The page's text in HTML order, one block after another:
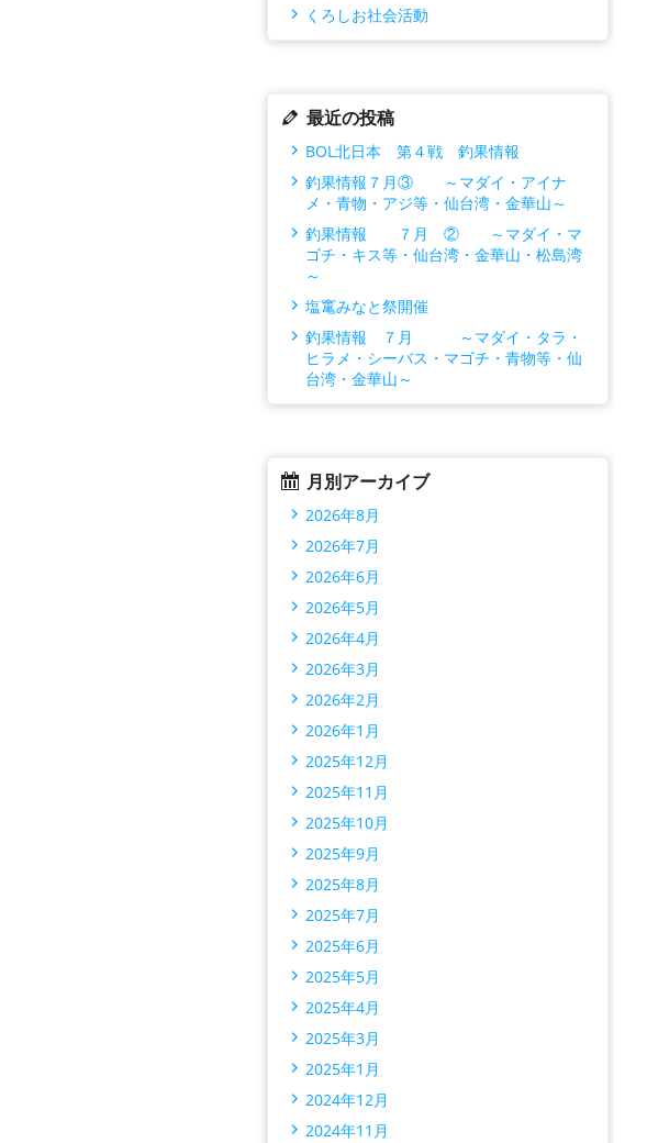
くろしお社会活動
最近の投稿
BOL北日本 第４戦 釣果情報
釣果情報７月③ ～マダイ・アイナ
メ・青物・アジ等・仙台湾・金華山～
釣果情報 ７月 ② ～マダイ・マ
ゴチ・キス等・仙台湾・金華山・松島湾
～
塩竃みなと祭開催
釣果情報 ７月 ～マダイ・タラ・
ヒラメ・シーバス・マゴチ・青物等・仙
台湾・金華山～
月別アーカイブ
2026年8月
2026年7月
2026年6月
2026年5月
2026年4月
2026年3月
2026年2月
2026年1月
2025年12月
2025年11月
2025年10月
2025年9月
2025年8月
2025年7月
2025年6月
2025年5月
2025年4月
2025年3月
2025年1月
2024年12月
2024年11月